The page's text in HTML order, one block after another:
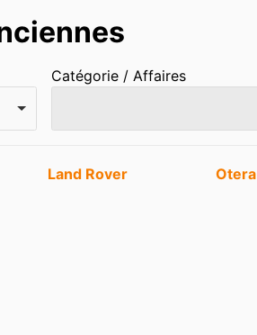
Catégorie / Affaires
Land Rover Otera